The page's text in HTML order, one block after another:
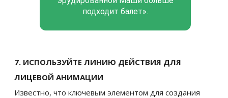
подходит балет».
7. ИСПОЛЬЗУЙТЕ ЛИНИЮ ДЕЙСТВИЯ ДЛЯ
ЛИЦЕВОЙ АНИМАЦИИ
Известно, что ключевым элементом для создания